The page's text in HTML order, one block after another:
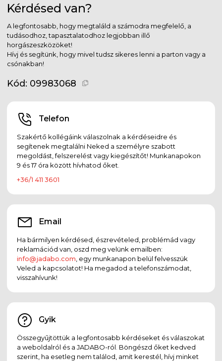
Kérdésed van?
A legfontosabb, hogy megtaláld a számodra megfelelő, a
tudásodhoz, tapasztalatodhoz legjobban illő
horgászeszközöket!
Hívj és segítünk, hogy mivel tudsz sikeres lenni a parton vagy a
csónakban!
Kód: 09983068
Telefon
Szakértő kollégáink válaszolnak a kérdéseidre és
segítenek megtalálni Neked a személyre szabott
megoldást, felszerelést vagy kiegészítőt! Munkanapokon
9 és 17 óra között hívhatod őket.
+36/1 411 3601
Email
Ha bármilyen kérdésed, észrevételed, problémád vagy
reklamációd van, oszd meg velünk emailben:
info@jadabo.com , egy munkanapon belül felvesszük
Veled a kapcsolatot! Ha megadod a telefonszámodat,
visszahívunk!
Gyik
Összegyűjtöttük a legfontosabb kérdéseket és válaszokat
a weboldalról és a JADABO-ról. Böngészd őket kedved
szerint, ha esetleg nem találod, amit kerestél, hívj minket